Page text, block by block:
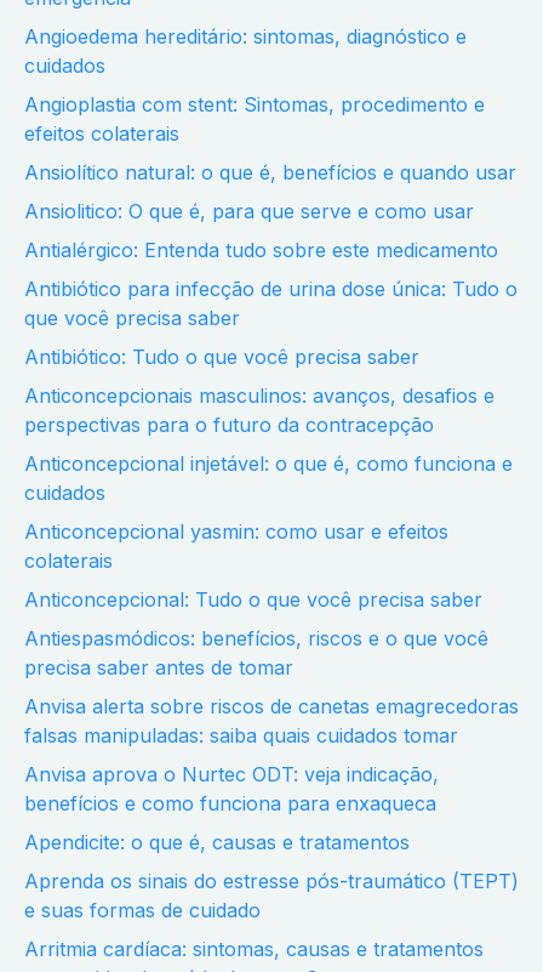
Angioedema hereditário: sintomas, diagnóstico e
cuidados
Angioplastia com stent: Sintomas, procedimento e
efeitos colaterais
Ansiolítico natural: o que é, benefícios e quando usar
Ansiolitico: O que é, para que serve e como usar
Antialérgico: Entenda tudo sobre este medicamento
Antibiótico para infecção de urina dose única: Tudo o
que você precisa saber
Antibiótico: Tudo o que você precisa saber
Anticoncepcionais masculinos: avanços, desafios e
perspectivas para o futuro da contracepção
Anticoncepcional injetável: o que é, como funciona e
cuidados
Anticoncepcional yasmin: como usar e efeitos
colaterais
Anticoncepcional: Tudo o que você precisa saber
Antiespasmódicos: benefícios, riscos e o que você
precisa saber antes de tomar
Anvisa alerta sobre riscos de canetas emagrecedoras
falsas manipuladas: saiba quais cuidados tomar
Anvisa aprova o Nurtec ODT: veja indicação,
benefícios e como funciona para enxaqueca
Apendicite: o que é, causas e tratamentos
Aprenda os sinais do estresse pós-traumático (TEPT)
e suas formas de cuidado
Arritmia cardíaca: sintomas, causas e tratamentos